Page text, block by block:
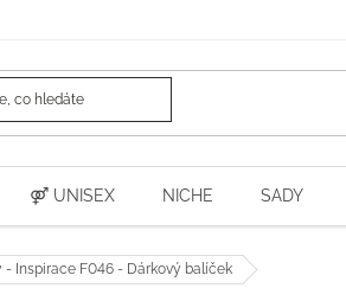
⚤ UNISEX NICHE SADY
- Inspirace F046 - Dárkový balíček